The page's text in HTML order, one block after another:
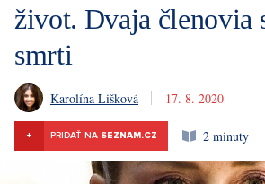
život. Dvaja členovia
smrti
Karolína Lišková 17. 8. 2020
+ PRIDAŤ NA SEZNAM.CZ 2 minuty